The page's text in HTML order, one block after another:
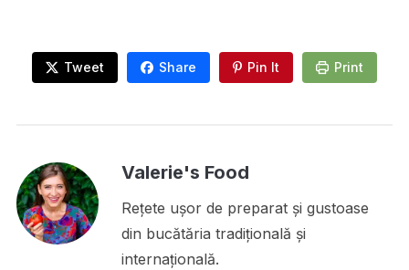
Tweet Share Pin It Print
Valerie's Food
Rețete ușor de preparat și gustoase
din bucătăria tradițională și
internațională.